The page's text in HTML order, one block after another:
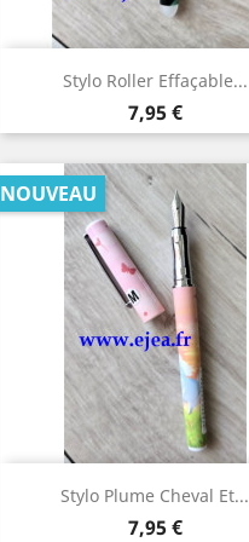
Stylo Roller Effaçable...
Prix
7,95 €
Stylo Plume Cheval Et...
Prix
7,95 €
NOUVEAU